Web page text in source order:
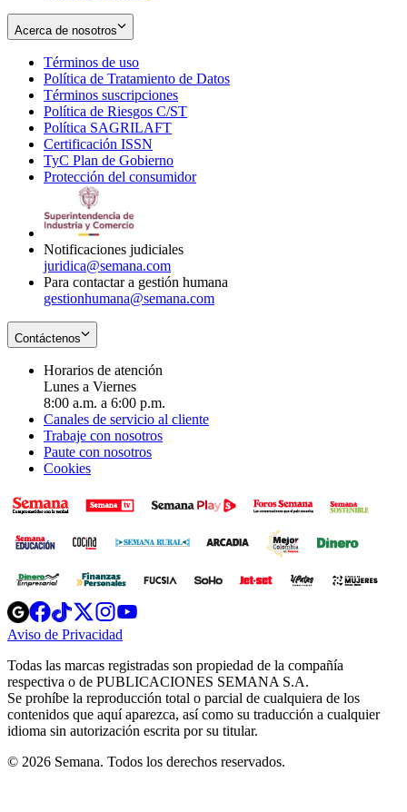
Acerca de nosotros
Términos de uso
in
new
window
Política de Tratamiento de Datos
Términos suscripciones
in
Política de Riesgos C/ST
Política SAGRILAFT
new
window
Certificación ISSN
in
new
TyC Plan de Gobierno
in
Protección del consumidorOpens
Notificaciones judiciales
juridica@semana.com
Para contactar a gestión humana
gestionhumana@semana.com
Contáctenos
Horarios de atención
Lunes a Viernes
8:00 a.m. a 6:00 p.m.
Canales de servicio al cliente
Trabaje con nosotros
Paute con nosotros
Cookies
Opens
in
new
Opens
in
new
Opens
in
new
window
Opens
new
windowwindow
Aviso de Privacidad
new
window
Todas las marcas registradas son propiedad de la compañía
respectiva o de PUBLICACIONES SEMANA S.A.
Se prohíbe la reproducción total o parcial de cualquiera de los
contenidos que aquí aparezca, así como su traducción a cualquier
idioma sin autorización escrita por su titular.
© 2026 Semana. Todos los derechos reservados.